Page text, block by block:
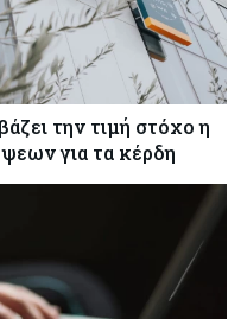
την τιμή στόχο η
για τα κέρδη